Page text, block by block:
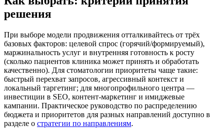
решения
При выборе модели продвижения отталкивайтесь от трёх
базовых факторов: целевой спрос (горячий/формируемый),
маржинальность услуг и внутренняя готовность к росту
(сколько пациентов клиника может принять и обработать
качественно). Для стоматологии приоритеты чаще такие:
быстрый перехват запросов, агрессивный контекст и
локальный таргетинг; для многопрофильного центра —
инвестиции в SEO, контент-маркетинг и имиджевые
кампании. Практическое руководство по распределению
бюджета и приоритетов для разных направлений доступно в
разделе о стратегии по направлениям.